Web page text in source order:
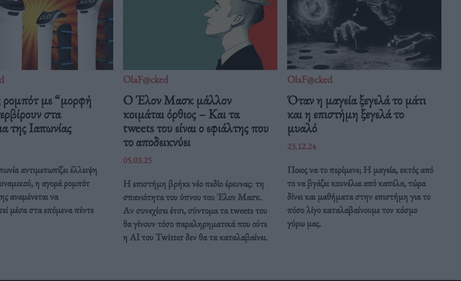
ρομπότ με “μορφή
στα
της Ιαπωνίας
αντιμετωπίζει έλλειψη
η αγορά ρομπότ
αναμένεται να
μέσα στα επόμενα πέντε
OlaF@cked
Ο Έλον Μασκ μάλλον
κοιμάται όρθιος – Και τα
tweets του είναι ο εφιάλτης που
το αποδεικνύει
05.03.25
Η επιστήμη βρήκε νέο πεδίο έρευνας: τη
σπανιότητα του ύπνου του Έλον Μασκ.
Αν συνεχίσει έτσι, σύντομα τα tweets του
θα γίνουν τόσο παραληρηματικά που ούτε
η AI του Twitter δεν θα τα καταλαβαίνει.
OlaF@cked
Όταν η μαγεία ξεγελά το μάτι
και η επιστήμη ξεγελά το
μυαλό
23.12.24
Ποιος να το περίμενε; Η μαγεία, εκτός από
το να βγάζει κουνέλια από καπέλα, τώρα
δίνει και μαθήματα στην επιστήμη για το
πόσο λίγο καταλαβαίνουμε τον κόσμο
γύρω μας.